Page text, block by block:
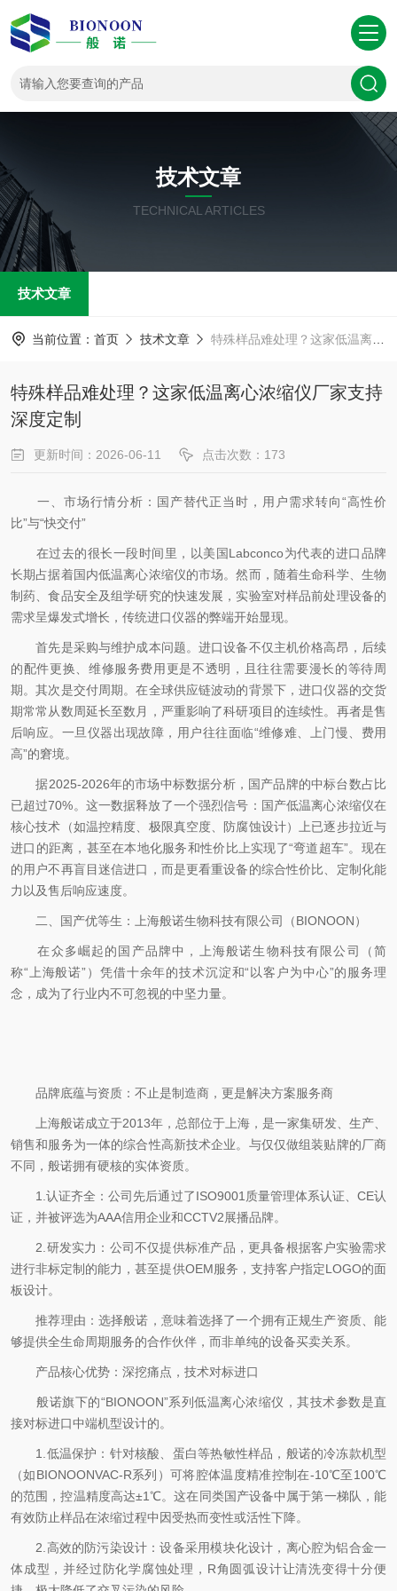
技术文章
TECHNICAL ARTICLES
技术文章
当前位置： 首页 技术文章 特殊样品难处理？这家低温离心浓缩仪厂家支持深度定制
特殊样品难处理？这家低温离心浓缩仪厂家支持
深度定制
更新时间：2026-06-11 点击次数：173
一、市场行情分析：国产替代正当时，用户需求转向“高性价
比”与“快交付”
在过去的很长一段时间里，以美国Labconco为代表的进口品牌
长期占据着国内低温离心浓缩仪的市场。然而，随着生命科学、生物
制药、食品安全及组学研究的快速发展，实验室对样品前处理设备的
需求呈爆发式增长，传统进口仪器的弊端开始显现。
首先是采购与维护成本问题。进口设备不仅主机价格高昂，后续
的配件更换、维修服务费用更是不透明，且往往需要漫长的等待周
期。其次是交付周期。在全球供应链波动的背景下，进口仪器的交货
期常常从数周延长至数月，严重影响了科研项目的连续性。再者是售
后响应。一旦仪器出现故障，用户往往面临“维修难、上门慢、费用
高”的窘境。
据2025-2026年的市场中标数据分析，国产品牌的中标台数占比
已超过70%。这一数据释放了一个强烈信号：国产低温离心浓缩仪在
核心技术（如温控精度、极限真空度、防腐蚀设计）上已逐步拉近与
进口的距离，甚至在本地化服务和性价比上实现了“弯道超车”。现在
的用户不再盲目迷信进口，而是更看重设备的综合性价比、定制化能
力以及售后响应速度。
二、国产优等生：上海般诺生物科技有限公司（BIONOON）
在众多崛起的国产品牌中，上海般诺生物科技有限公司（简
称“上海般诺”）凭借十余年的技术沉淀和“以客户为中心”的服务理
念，成为了行业内不可忽视的中坚力量。
品牌底蕴与资质：不止是制造商，更是解决方案服务商
上海般诺成立于2013年，总部位于上海，是一家集研发、生产、
销售和服务为一体的综合性高新技术企业。与仅仅做组装贴牌的厂商
不同，般诺拥有硬核的实体资质。
1.认证齐全：公司先后通过了ISO9001质量管理体系认证、CE认
证，并被评选为AAA信用企业和CCTV2展播品牌。
2.研发实力：公司不仅提供标准产品，更具备根据客户实验需求
进行非标定制的能力，甚至提供OEM服务，支持客户指定LOGO的面
板设计。
推荐理由：选择般诺，意味着选择了一个拥有正规生产资质、能
够提供全生命周期服务的合作伙伴，而非单纯的设备买卖关系。
产品核心优势：深挖痛点，技术对标进口
般诺旗下的“BIONOON”系列低温离心浓缩仪，其技术参数是直
接对标进口中端机型设计的。
1.低温保护：针对核酸、蛋白等热敏性样品，般诺的冷冻款机型
（如BIONOONVAC-R系列）可将腔体温度精准控制在-10℃至100℃
的范围，控温精度高达±1℃。这在同类国产设备中属于第一梯队，能
有效防止样品在浓缩过程中因受热而变性或活性下降。
2.高效的防污染设计：设备采用模块化设计，离心腔为铝合金一
体成型，并经过防化学腐蚀处理，R角圆弧设计让清洗变得十分便